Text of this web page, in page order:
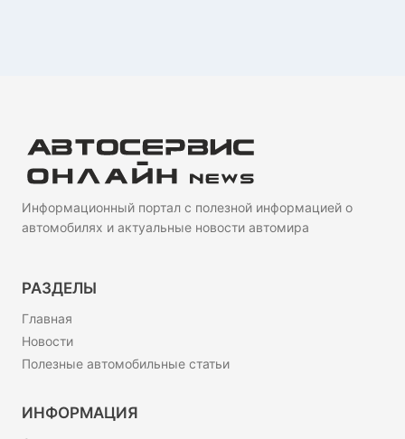
Информационный портал с полезной информацией о
автомобилях и актуальные новости автомира
РАЗДЕЛЫ
Главная
Новости
Полезные автомобильные статьи
ИНФОРМАЦИЯ